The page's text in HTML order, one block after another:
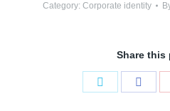
Category: Corporate identity
Share this